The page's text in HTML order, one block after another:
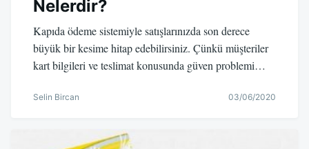
Nelerdir?
Kapıda ödeme sistemiyle satışlarınızda son derece
büyük bir kesime hitap edebilirsiniz. Çünkü müşteriler
kart bilgileri ve teslimat konusunda güven problemi…
Selin Bircan 03/06/2020